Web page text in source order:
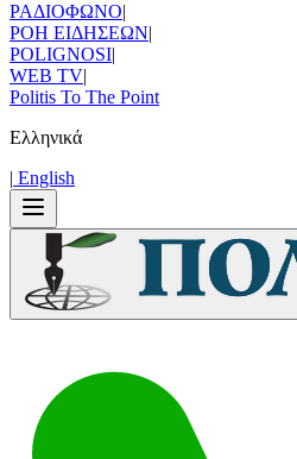
ΡΑΔΙΟΦΩΝΟ|
ΡΟΗ ΕΙΔΗΣΕΩΝ|
POLIGNOSI|
WEB TV|
Politis To The Point
Ελληνικά
| Εnglish